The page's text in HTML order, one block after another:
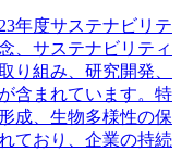
年度サステナビリテ
、サステナビリティ
り組み、研究開発、
含まれています。特
成、生物多様性の保
ており、企業の持続